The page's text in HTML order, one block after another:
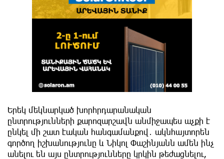
Երեկ մեկնարկած խորհրդարանական
ընտրությունների քարոզարշավն անմիջապես աչքի է
ընկել մի շատ էական հանգամանքով․ ակնհայտորեն
գործող իշխանությունը և Նիկոլ Փաշինյանն ամեն ինչ
անելու են այս ընտրությունները կրկին թեժացնելու,